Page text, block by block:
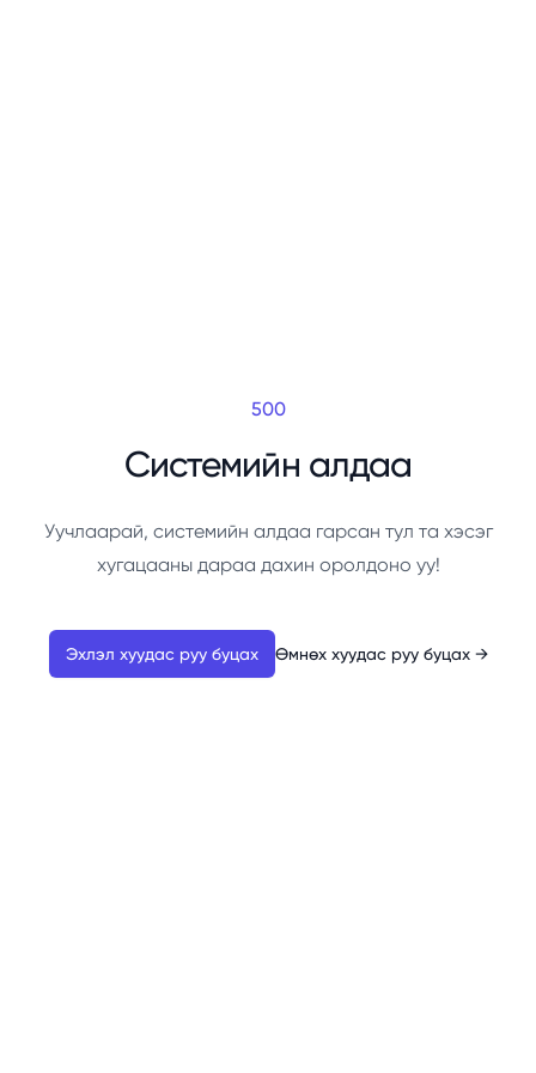
500
Системийн алдаа
Уучлаарай, системийн алдаа гарсан тул та хэсэг
хугацааны дараа дахин оролдоно уу!
Эхлэл хуудас руу буцах Өмнөх хуудас руу буцах →